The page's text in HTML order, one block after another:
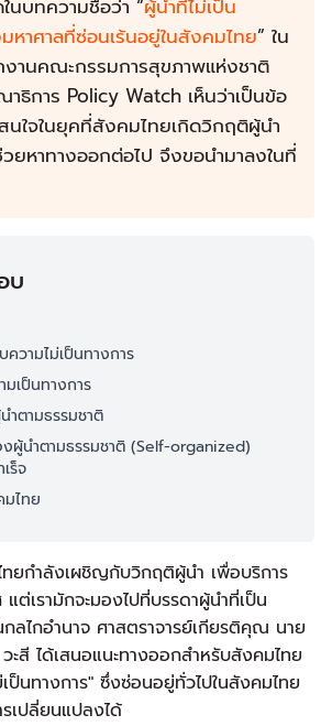
นบทความชื่อว่า “ผู้นำที่ไม่เป็น
หาศาลที่ซ่อนเร้นอยู่ในสังคมไทย” ใน
งานคณะกรรมการสุขภาพแห่งชาติ
ธิการ Policy Watch เห็นว่าเป็นข้อ
นใจในยุคที่สังคมไทยเกิดวิกฤติผู้นำ
ยหาทางออกต่อไป จึงขอนำมาลงในที่
บ
ความไม่เป็นทางการ
เป็นทางการ
ตามธรรมชาติ
ผู้นำตามธรรมชาติ (Self-organized)
ร็จ
ไทย
ยกำลังเผชิญกับวิกฤติผู้นำ เพื่อบริการ
แต่เรามักจะมองไปที่บรรดาผู้นำที่เป็น
กลไกอำนาจ ศาสตราจารย์เกียรติคุณ นาย
ะสี ได้เสนอแนะทางออกสำหรับสังคมไทย
ป็นทางการ" ซึ่งซ่อนอยู่ทั่วไปในสังคมไทย
เปลี่ยนแปลงได้